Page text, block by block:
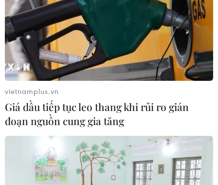
25/11/2022 10:21
Phó Chủ tịch Ủy ban Nhân dân tỉnh Tây Ninh Dương
Văn Thắng cho biết Tây Ninh hiện có mức thu ngân
sách tăng hơn 17% so với các chỉ tiêu đã đề ra, cao hơn
mức bình quân của cả nước.
vietnamplus.vn
Giá dầu tiếp tục leo thang khi rủi ro gián
đoạn nguồn cung gia tăng